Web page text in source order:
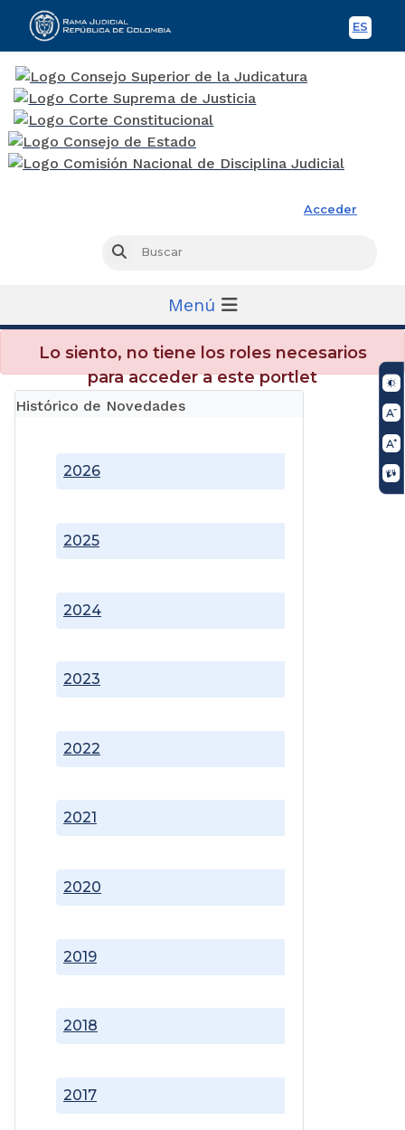
ES
Acceder
Buscar
Menú
Lo siento, no tiene los roles necesarios
para acceder a este portlet
Histórico de Novedades
2017
2018
2019
2020
2021
2022
2023
2024
2025
2026